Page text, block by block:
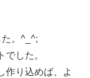
。^_^;
でした。
作り込めば、よ